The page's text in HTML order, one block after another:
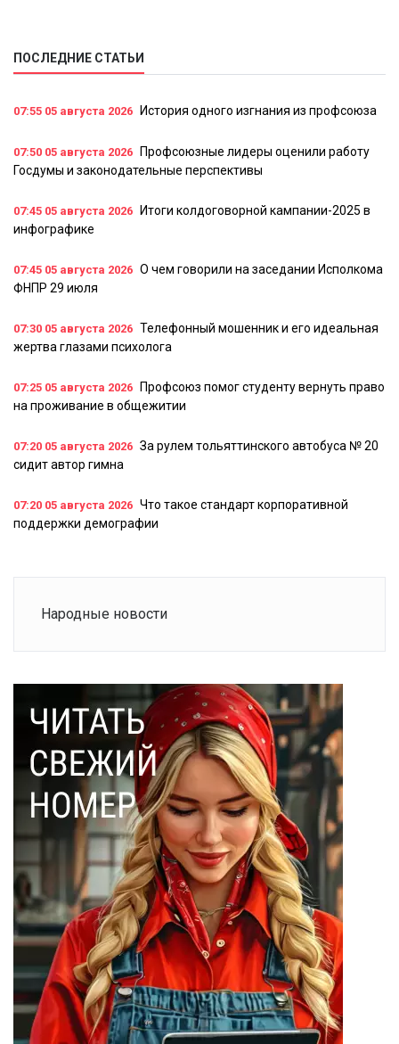
ПОСЛЕДНИЕ СТАТЬИ
07:55 05 августа 2026 История одного изгнания из профсоюза
07:50 05 августа 2026
Профсоюзные лидеры оценили работу
Госдумы и законодательные перспективы
07:45 05 августа 2026
Итоги колдоговорной кампании-2025 в
инфографике
07:45 05 августа 2026 О чем говорили на заседании Исполкома
ФНПР 29 июля
07:30 05 августа 2026 Телефонный мошенник и его идеальная
жертва глазами психолога
07:25 05 августа 2026
Профсоюз помог студенту вернуть право
на проживание в общежитии
07:20 05 августа 2026 За рулем тольяттинского автобуса № 20
сидит автор гимна
07:20 05 августа 2026 Что такое стандарт корпоративной
поддержки демографии
Народные новости